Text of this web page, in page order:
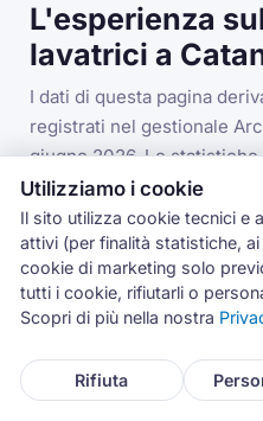
L'esperienza
lavatrici a
I dati di questa pagina
registrati nel gestionale
giugno 2026. Le
codice errore si riferiscono
provincia di Catania.
Utilizziamo i cookie
Il sito utilizza cookie tecnici e
attivi (per finalità statistiche,
cookie di marketing solo
tutti i cookie, rifiutarli o
Scopri di più nella nostra
Rifiuta